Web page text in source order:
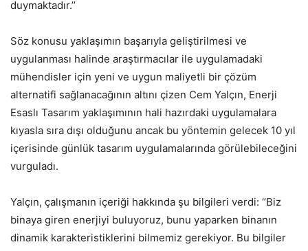
duymaktadır.’’
Söz konusu yaklaşımın başarıyla geliştirilmesi ve
uygulanması halinde araştırmacılar ile uygulamadaki
mühendisler için yeni ve uygun maliyetli bir çözüm
alternatifi sağlanacağının altını çizen Cem Yalçın, Enerji
Esaslı Tasarım yaklaşımının hali hazırdaki uygulamalara
kıyasla sıra dışı olduğunu ancak bu yöntemin gelecek 10 yıl
içerisinde günlük tasarım uygulamalarında görülebileceğini
vurguladı.
Yalçın, çalışmanın içeriği hakkında şu bilgileri verdi: ‘’Biz
binaya giren enerjiyi buluyoruz, bunu yaparken binanın
dinamik karakteristiklerini bilmemiz gerekiyor. Bu bilgiler